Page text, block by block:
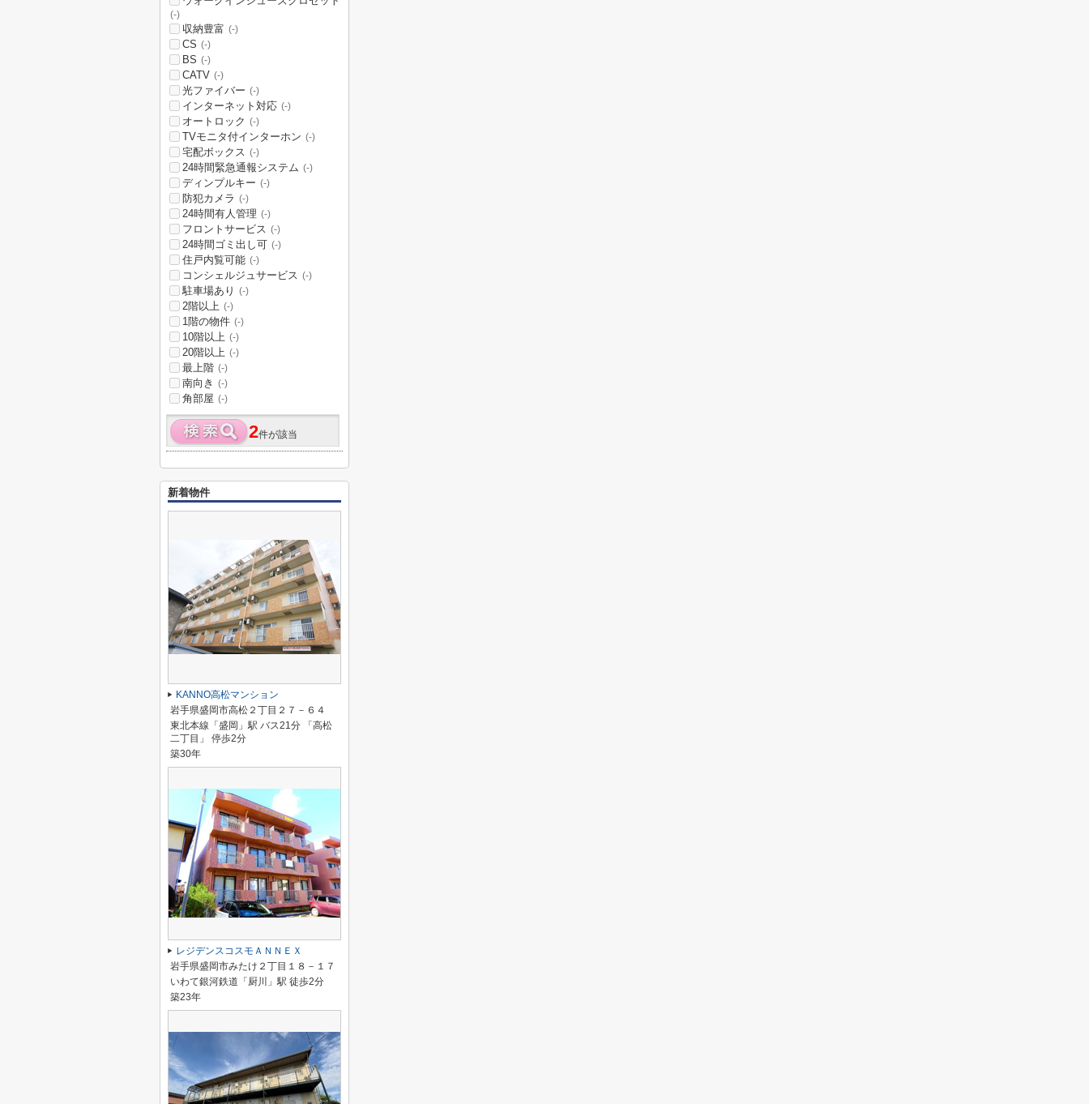
(-)
収納豊富 (-)
CS (-)
BS (-)
CATV (-)
光ファイバー (-)
インターネット対応 (-)
オートロック (-)
TVモニタ付インターホン (-)
宅配ボックス (-)
24時間緊急通報システム (-)
ディンプルキー (-)
防犯カメラ (-)
24時間有人管理 (-)
フロントサービス (-)
24時間ゴミ出し可 (-)
住戸内覧可能 (-)
コンシェルジュサービス (-)
駐車場あり (-)
2階以上 (-)
1階の物件 (-)
10階以上 (-)
20階以上 (-)
最上階 (-)
南向き (-)
角部屋 (-)
2件が該当
新着物件
KANNO高松マンション
岩手県盛岡市高松２丁目２７－６４
東北本線「盛岡」駅 バス21分 「高松
二丁目」 停歩2分
築30年
レジデンスコスモＡＮＮＥＸ
岩手県盛岡市みたけ２丁目１８－１７
いわて銀河鉄道「厨川」駅 徒歩2分
築23年